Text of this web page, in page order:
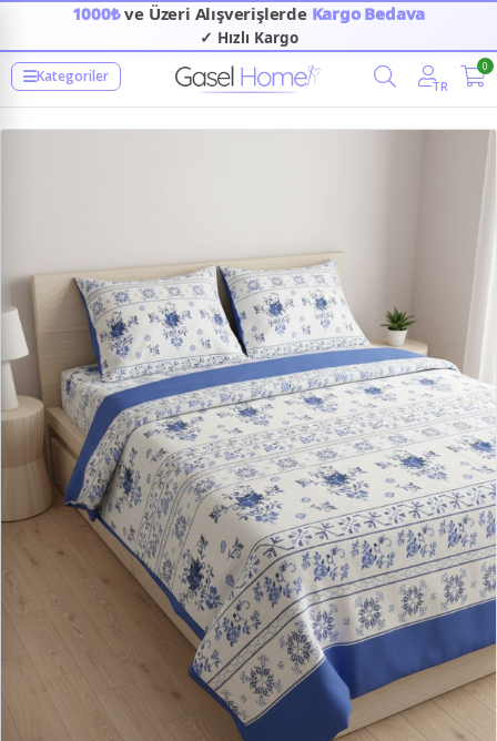
1000₺ve Üzeri Alışverişlerde Kargo Bedava
✓ Hızlı Kargo
Kategoriler
TR
0